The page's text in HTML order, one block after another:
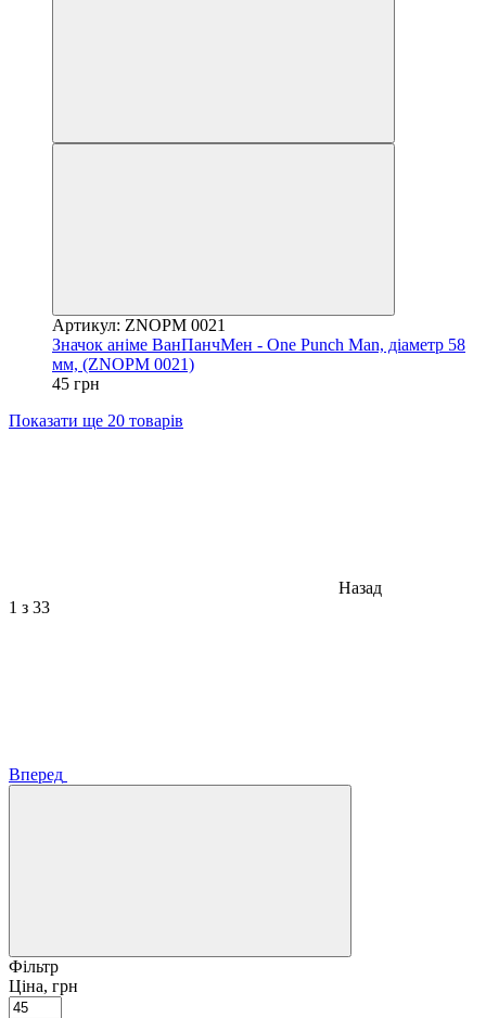
Артикул: ZNOPM 0021
Значок аніме ВанПанчМен - One Punch Man, діаметр 58
мм, (ZNOPM 0021)
45 грн
Показати ще 20 товарів
Назад
1 з 33
Вперед
Фільтр
Ціна, грн